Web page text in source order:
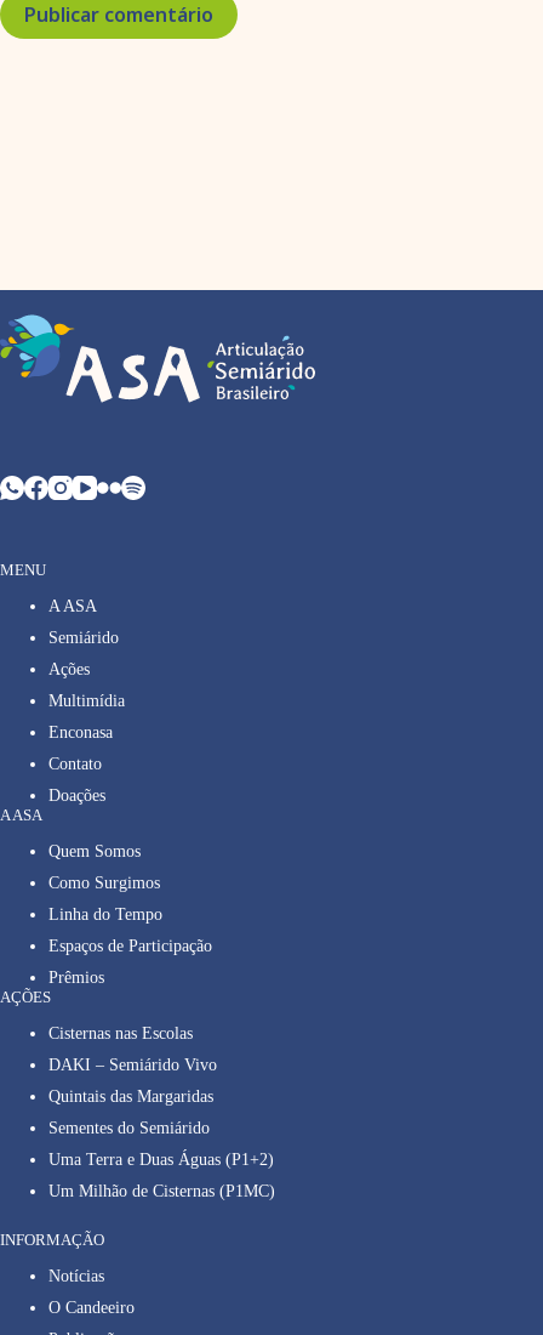
Publicar comentário
MENU
A ASA
Semiárido
Ações
Multimídia
Enconasa
Contato
Doações
A ASA
Quem Somos
Como Surgimos
Linha do Tempo
Espaços de Participação
Prêmios
AÇÕES
Cisternas nas Escolas
DAKI – Semiárido Vivo
Quintais das Margaridas
Sementes do Semiárido
Uma Terra e Duas Águas (P1+2)
Um Milhão de Cisternas (P1MC)
INFORMAÇÃO
Notícias
O Candeeiro